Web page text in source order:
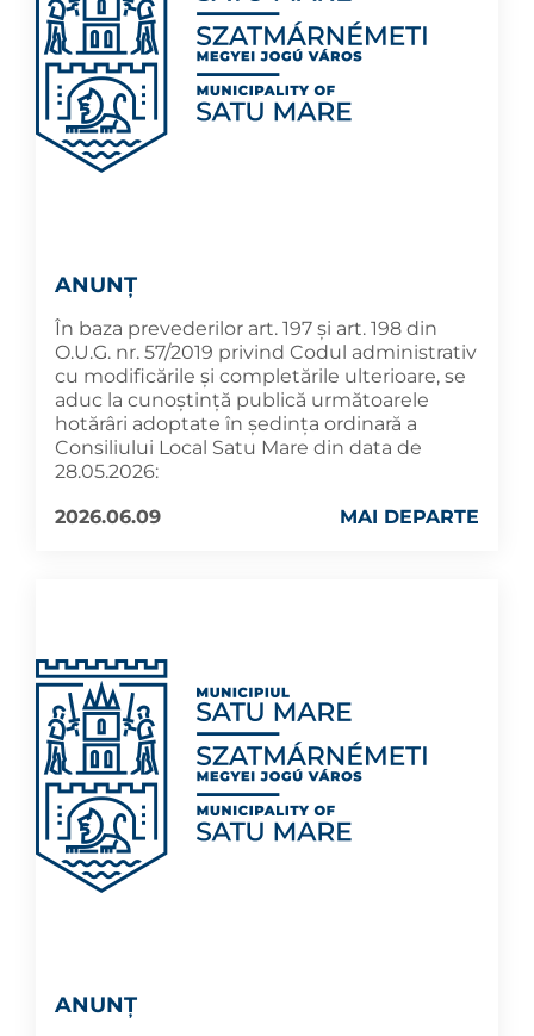
ANUNȚ
În baza prevederilor art. 197 și art. 198 din
O.U.G. nr. 57/2019 privind Codul administrativ
cu modificările și completările ulterioare, se
aduc la cunoştinţă publică următoarele
hotărâri adoptate în şedința ordinară a
Consiliului Local Satu Mare din data de
28.05.2026:
2026.06.09
MAI DEPARTE
ANUNȚ